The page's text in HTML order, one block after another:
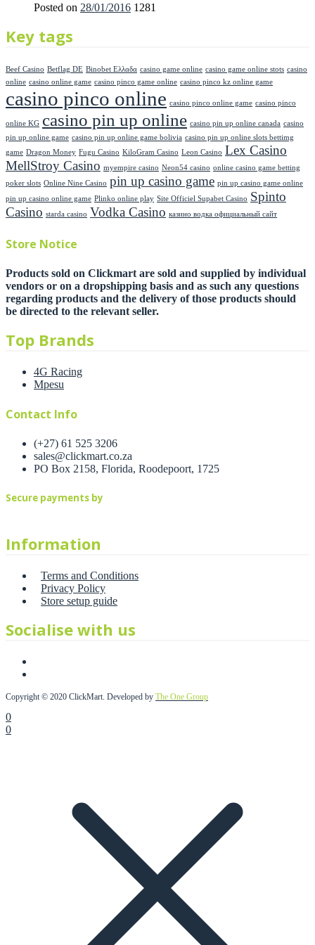
Posted on 28/01/2016 1281
Key tags
Beef Casino Betflag DE Binobet Ελλαδα casino game online casino game online stots casino
online casino online game casino pinco game online casino pinco kz online game
casino pinco online casino pinco online game casino pinco
online KG casino pin up online casino pin up online canada casino
pin up online game casino pin up online game bolivia casino pin up online slots bettimg
game Dragon Money Fugu Casino KiloGram Casino Leon Casino Lex Casino
MellStroy Casino myempire casino Neon54 casino online casino game betting
poker slots Online Nine Casino pin up casino game pin up casino game online
pin up casino online game Plinko online play Site Officiel Supabet Casino Spinto
Casino starda casino Vodka Casino казино водка официальный сайт
Store Notice
Products sold on Clickmart are sold and supplied by individual
vendors or on a dropshipping basis and as such any questions
regarding products and the delivery of those products should
be directed to the relevant seller.
Top Brands
4G Racing
Mpesu
Contact Info
(+27) 61 525 3206
sales@clickmart.co.za
PO Box 2158, Florida, Roodepoort, 1725
Secure payments by
Information
Terms and Conditions
Privacy Policy
Store setup guide
Socialise with us
Copyright © 2020 ClickMart. Developed by The One Group
0
0